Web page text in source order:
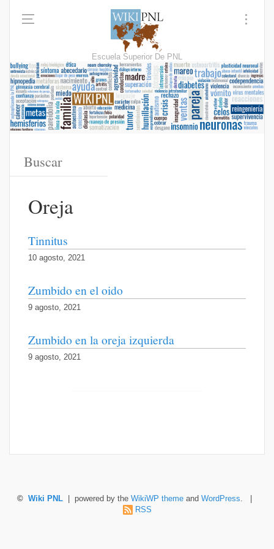
Escuela Superior De PNL
Oreja
Tinnitus
10 agosto, 2021
Zumbido en el oido
9 agosto, 2021
Zumbido en la oreja izquierda
9 agosto, 2021
© Wiki PNL | powered by the WikiWP theme and WordPress. |
RSS